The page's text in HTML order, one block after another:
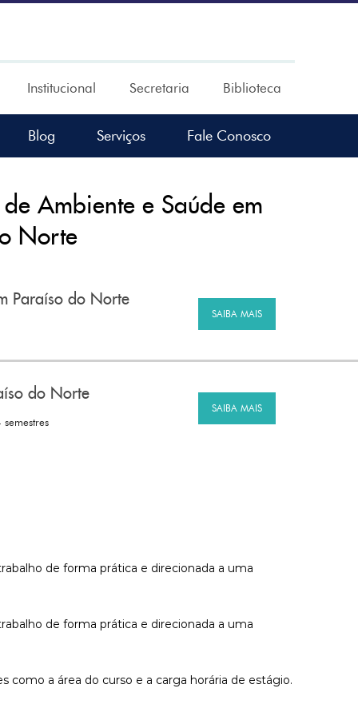
Institucional Secretaria Biblioteca
Blog Serviços Fale Conosco
Ambiente e Saúde em
Norte
Paraíso do Norte
SAIBA MAIS
do Norte
semestres
SAIBA MAIS
de forma prática e direcionada a uma
de forma prática e direcionada a uma
a área do curso e a carga horária de estágio.